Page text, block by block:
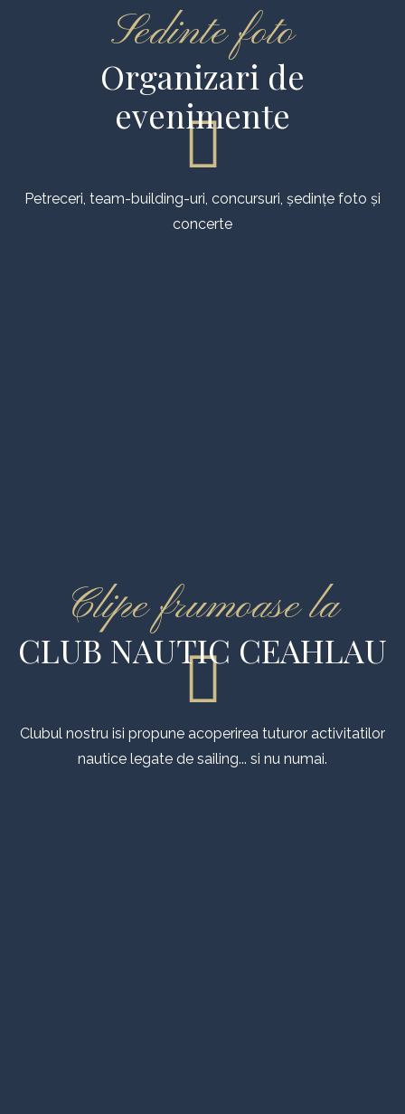
Despre noi
Activități
Sedinte foto
Organizari de
evenimente
Petreceri, team-building-uri, concursuri, ședințe foto și
concerte
Clipe frumoase la
CLUB NAUTIC CEAHLAU
Clubul nostru isi propune acoperirea tuturor activitatilor
nautice legate de sailing... si nu numai.